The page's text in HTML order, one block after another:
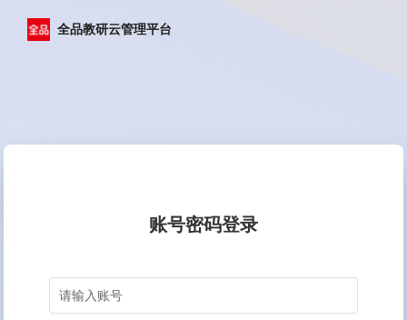
全品教研云管理平台
账号密码登录